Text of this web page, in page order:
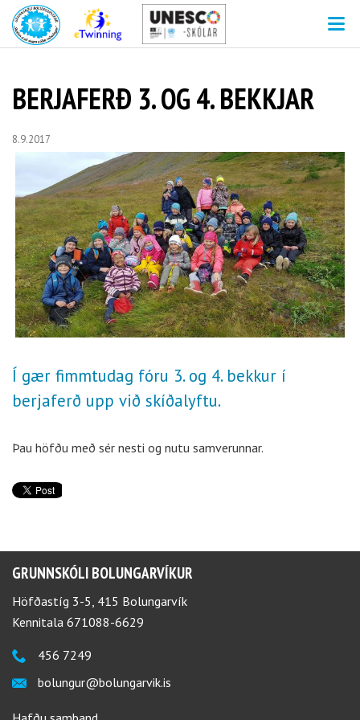
BERJAFERÐ 3. OG 4. BEKKJAR
8.9.2017
Í gær fimmtudag fóru 3. og 4. bekkur í
berjaferð upp við skíðalyftu.
Þau höfðu með sér nesti og nutu samverunnar.
GRUNNSKÓLI BOLUNGARVÍKUR
Höfðastíg 3-5, 415 Bolungarvík
Kennitala 671088-6629
456 7249
bolungur@bolungarvik.is